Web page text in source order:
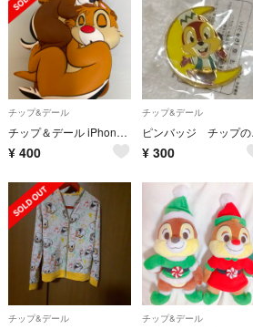
チップ&デール
チップ＆デール iPhone5sケース💖
¥ 400
チップ&デール
ピ
¥ 300
チップ&デール チップ&デール